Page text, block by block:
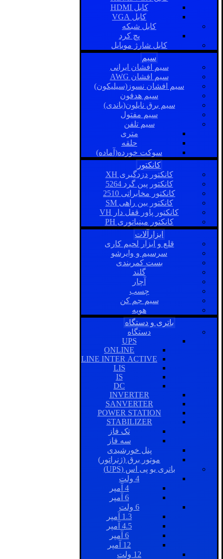
کابل HDMI
کابل VGA
کابل شبکه
پچ کرد
کابل شارژ موبایل
سیم
سیم افشان ایرانی
سیم افشان AWG
سیم افشان نسوز(سیلیکون)
سیم هدفون
سیم برق نایلون(باندی)
سیم مفتول
سیم تلفن
متری
حلقه
سوکت خورده(آماده)
کانکتور
کانکتور دزدگیری XH
کانکتور پین گرد 5264
کانکتور مخابراتی 2510
کانکتور بین راهی SM
کانکتور پاور قفل دار VH
کانکتور مینیاتوری PH
ابزارآلات
قلع و ابزار لحیم کاری
سرسیم و وایرشو
بست کمربندی
گلند
آچار
چسب
سیم جم کن
هویه
باتری و دستگاه
دستگاه
UPS
ONLINE
LINE INTER ACTIVE
LIS
IS
DC
INVERTER
SANVERTER
POWER STATION
STABILIZER
تک فاز
سه فاز
پنل خورشیدی
موتور برق (ژنراتور)
باتری یو پی اس (UPS)
4 ولت
4 آمپر
6 آمپر
6 ولت
1.3 آمپر
4.5 آمپر
6 آمپر
12 آمپر
12 ولت